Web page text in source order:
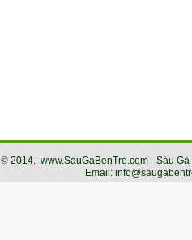
© 2014. www.SauGaBenTre.com - Sáu
Email: